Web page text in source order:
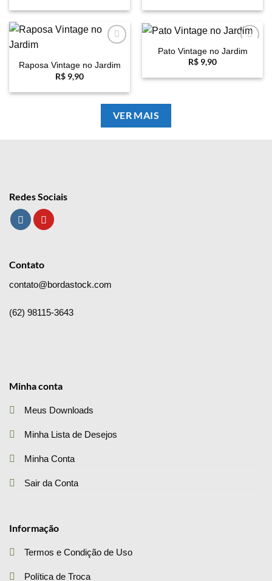
Raposa Vintage no Jardim
R$ 9,90
Favoritar
Pato Vintage no Jardim
R$ 9,90
VER MAIS
Redes Sociais
Minha conta
Meus Downloads
Minha Lista de Desejos
Minha Conta
Sair da Conta
Informação
Termos e Condição de Uso
Política de Troca
Contato
contato@bordastock.com
(62) 98115-3643